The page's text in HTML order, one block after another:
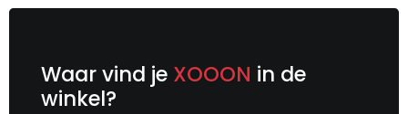
Waar vind je XOOON in de
winkel?